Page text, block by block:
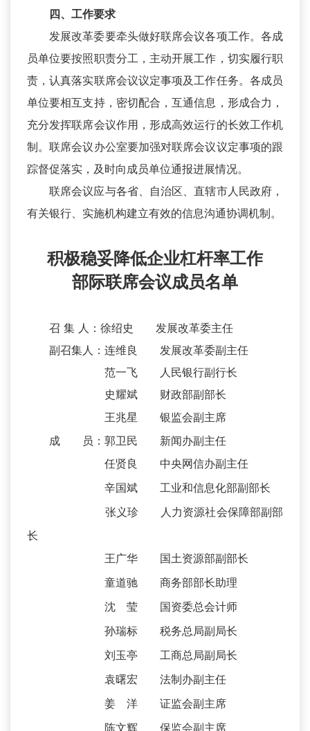
四、工作要求
发展改革委要牵头做好联席会议各项工作。各成
员单位要按照职责分工，主动开展工作，切实履行职
责，认真落实联席会议议定事项及工作任务。各成员
单位要相互支持，密切配合，互通信息，形成合力，
充分发挥联席会议作用，形成高效运行的长效工作机
制。联席会议办公室要加强对联席会议议定事项的跟
踪督促落实，及时向成员单位通报进展情况。
联席会议应与各省、自治区、直辖市人民政府，
有关银行、实施机构建立有效的信息沟通协调机制。
积极稳妥降低企业杠杆率工作
部际联席会议成员名单
召 集 人：徐绍史 发展改革委主任
副召集人：连维良 发展改革委副主任
范一飞 人民银行副行长
史耀斌 财政部副部长
王兆星 银监会副主席
成 员：郭卫民 新闻办副主任
任贤良 中央网信办副主任
辛国斌 工业和信息化部副部长
张义珍 人力资源社会保障部副部
长
王广华 国土资源部副部长
童道驰 商务部部长助理
沈 莹 国资委总会计师
孙瑞标 税务总局副局长
刘玉亭 工商总局副局长
袁曙宏 法制办副主任
姜 洋 证监会副主席
陈文辉 保监会副主席